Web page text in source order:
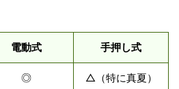
電動式 手押し式
◎ △（特に真夏）